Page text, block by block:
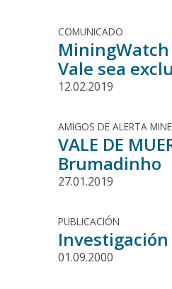
COMUNICADO
Vale sea
12.02.2019
AMIGOS DE ALERTA
VALE DE
Brumadinho
27.01.2019
PUBLICACIÓN
01.09.2000